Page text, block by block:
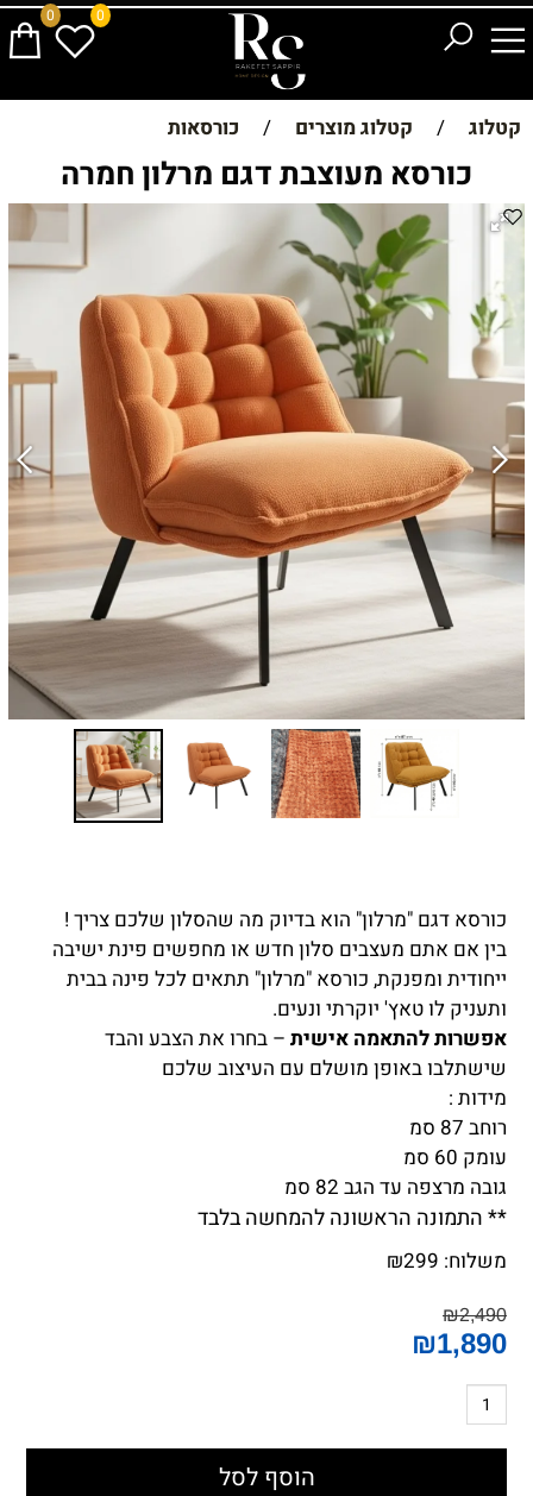
0 0
קטלוג / קטלוג מוצרים / כורסאות
כורסא מעוצבת דגם מרלון חמרה
כורסא דגם "מרלון" הוא בדיוק מה שהסלון שלכם צריך !
בין אם אתם מעצבים סלון חדש או מחפשים פינת ישיבה
ייחודית ומפנקת, כורסא "מרלון" תתאים לכל פינה בבית
ותעניק לו טאץ' יוקרתי ונעים.
אפשרות להתאמה אישית – בחרו את הצבע והבד
שישתלבו באופן מושלם עם העיצוב שלכם
מידות :
רוחב 87 סמ
עומק 60 סמ
גובה מרצפה עד הגב 82 סמ
** התמונה הראשונה להמחשה בלבד
משלוח: ₪299
₪2,490
₪1,890
הוסף לסל